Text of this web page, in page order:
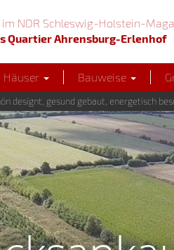
im NDR Schleswig-Holstein-
Quartier Ahrensburg-Erlenhof
Häuser Bauweise
designt, gesund gebaut, energetisch